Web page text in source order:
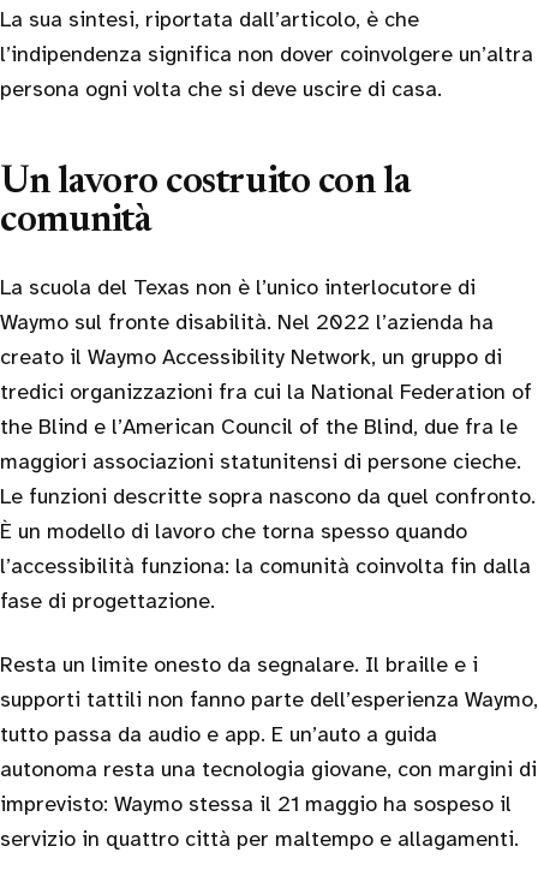
La sua sintesi, riportata dall’articolo, è che
l’indipendenza significa non dover coinvolgere un’altra
persona ogni volta che si deve uscire di casa.
Un lavoro costruito con la
comunità
La scuola del Texas non è l’unico interlocutore di
Waymo sul fronte disabilità. Nel 2022 l’azienda ha
creato il Waymo Accessibility Network, un gruppo di
tredici organizzazioni fra cui la National Federation of
the Blind e l’American Council of the Blind, due fra le
maggiori associazioni statunitensi di persone cieche.
Le funzioni descritte sopra nascono da quel confronto.
È un modello di lavoro che torna spesso quando
l’accessibilità funziona: la comunità coinvolta fin dalla
fase di progettazione.
Resta un limite onesto da segnalare. Il braille e i
supporti tattili non fanno parte dell’esperienza Waymo,
tutto passa da audio e app. E un’auto a guida
autonoma resta una tecnologia giovane, con margini di
imprevisto: Waymo stessa il 21 maggio ha sospeso il
servizio in quattro città per maltempo e allagamenti.